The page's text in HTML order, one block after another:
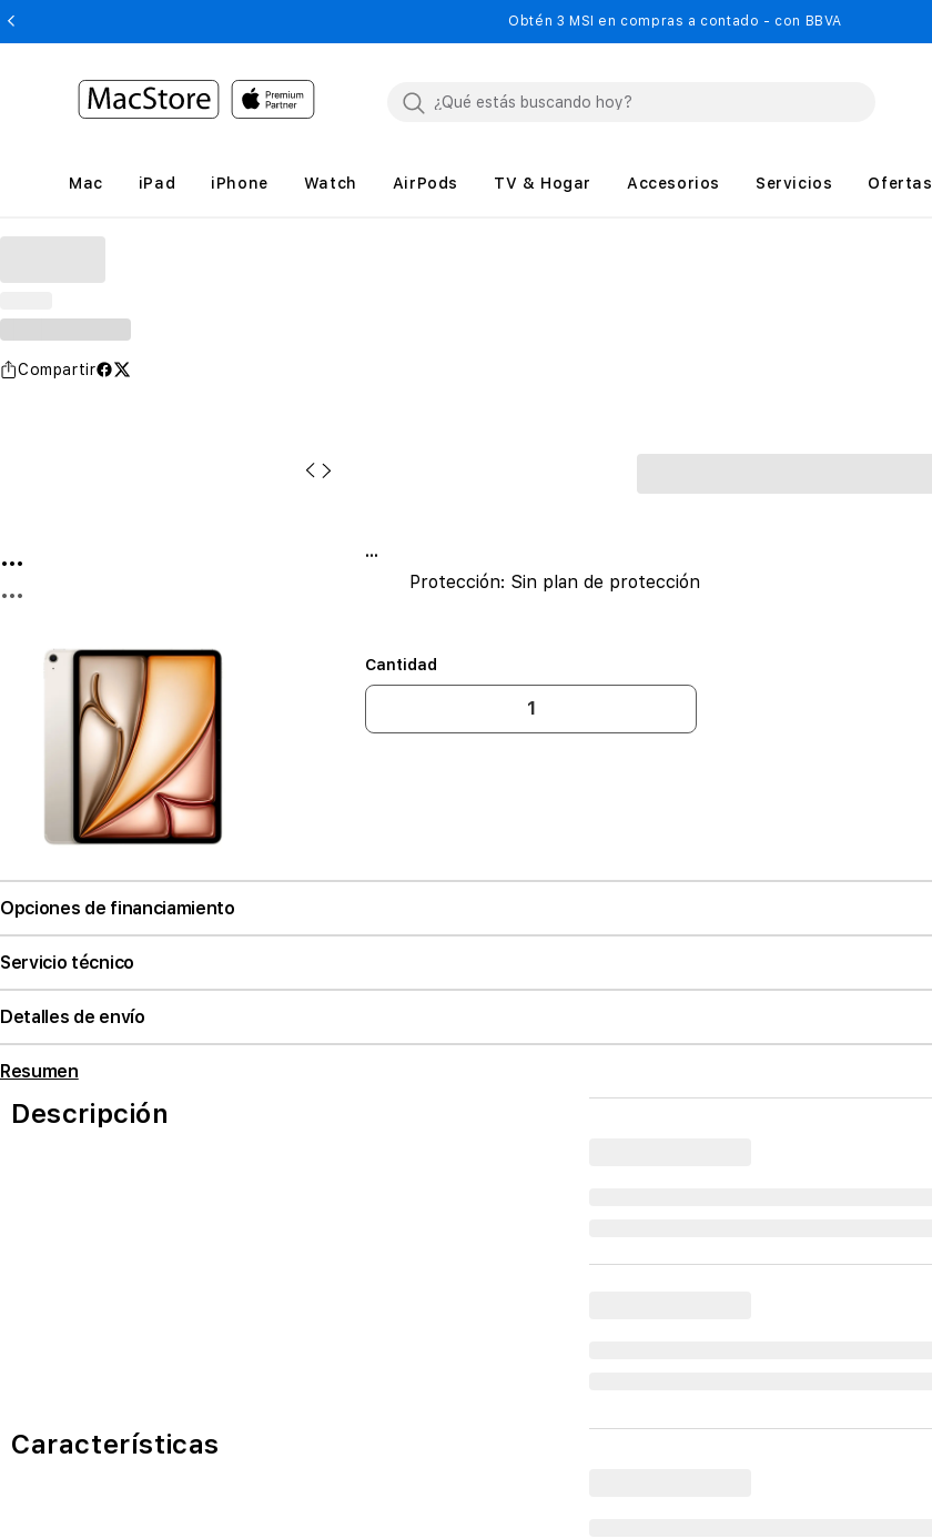
Obtén 3 MSI en compras a contado - con BBVA
Mac iPad iPhone Watch AirPods TV & Hogar Accesorios Servicios Ofertas
Compartir
...
...
...
Protección: Sin plan de protección
Cantidad
Opciones de financiamiento
Servicio técnico
Detalles de envío
Resumen
Descripción
Características